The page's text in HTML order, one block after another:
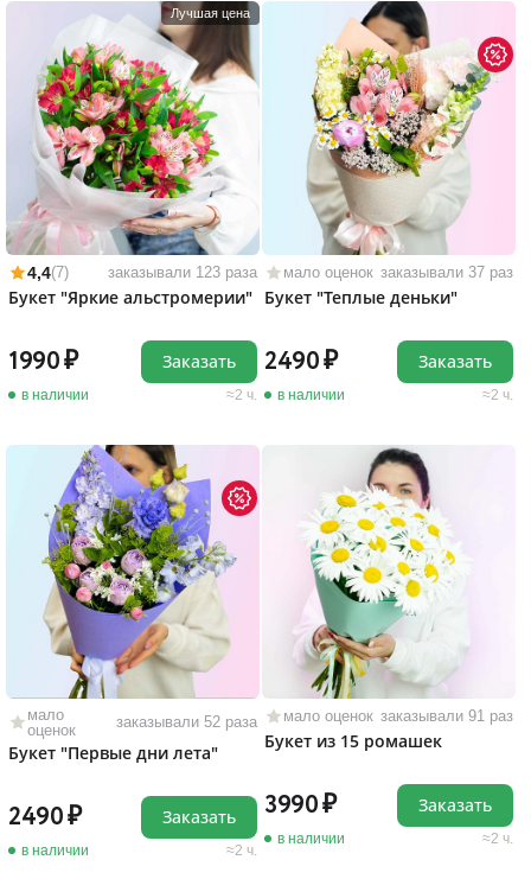
Лучшая цена
4,4(7) заказывали 123 раза
Букет "Яркие альстромерии"
1990
в наличии 2 ч.
Заказать
мало оценок заказывали 37 раз
Букет "Теплые деньки"
2490
в наличии 2 ч.
Заказать
мало
оценок
заказывали 52 раза
Букет "Первые дни лета"
2490
в наличии 2 ч.
Заказать
мало оценок заказывали 91 раз
Букет из 15 ромашек
3990
в наличии 2 ч.
Заказать